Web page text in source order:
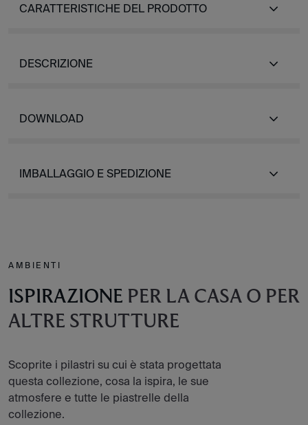
CARATTERISTICHE DEL PRODOTTO
DESCRIZIONE
DOWNLOAD
IMBALLAGGIO E SPEDIZIONE
AMBIENTI
ISPIRAZIONE PER LA CASA O PER
ALTRE STRUTTURE
Scoprite i pilastri su cui è stata progettata
questa collezione, cosa la ispira, le sue
atmosfere e tutte le piastrelle della
collezione.